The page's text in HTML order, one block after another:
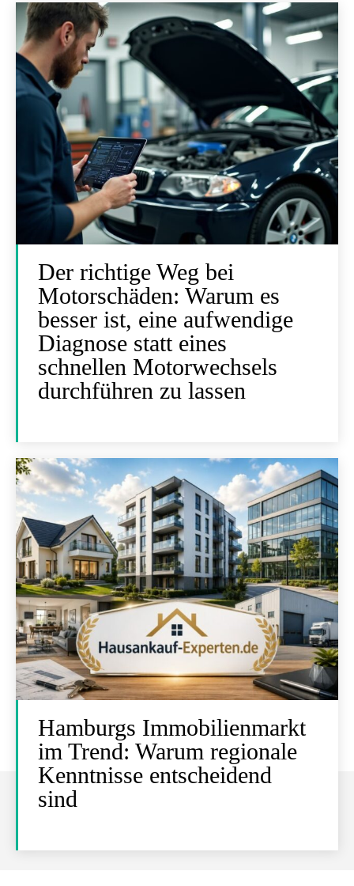
Der richtige Weg bei
Motorschäden: Warum es
besser ist, eine aufwendige
Diagnose statt eines
schnellen Motorwechsels
durchführen zu lassen
Hamburgs Immobilienmarkt
im Trend: Warum regionale
Kenntnisse entscheidend
sind